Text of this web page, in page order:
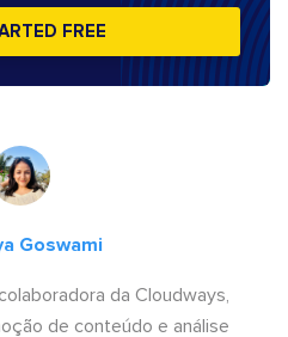
FREE
Goswami
da Cloudways,
de conteúdo e análise